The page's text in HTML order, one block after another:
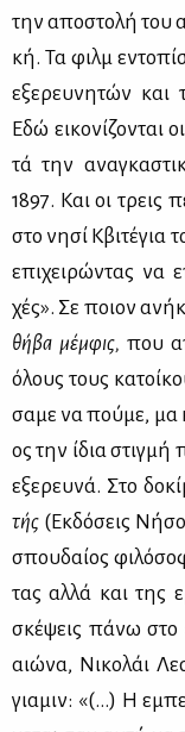
την απο­στο­λή του
κή. Τα φιλμ
εξε­ρευ­νη­τών και
Εδώ ει­κο­νί­ζο­νται
τά την
1897. Και οι τρεις
στο νη­σί Κβι­τέ­για
επι­χει­ρώ­ντας να
χές». Σε ποιον
θή­βα μέμ­φις, που
όλους τους
σα­με να πού­με, μα
ος την ίδια στιγ­μή
εξε­ρευ­νά. Στο
τής (Εκ­δό­σεις
σπου­δαί­ος
τας αλ­λά και της
σκέ­ψεις πά­νω
αιώ­να, Νι­κο­λάι
για­μιν: «(…) Η